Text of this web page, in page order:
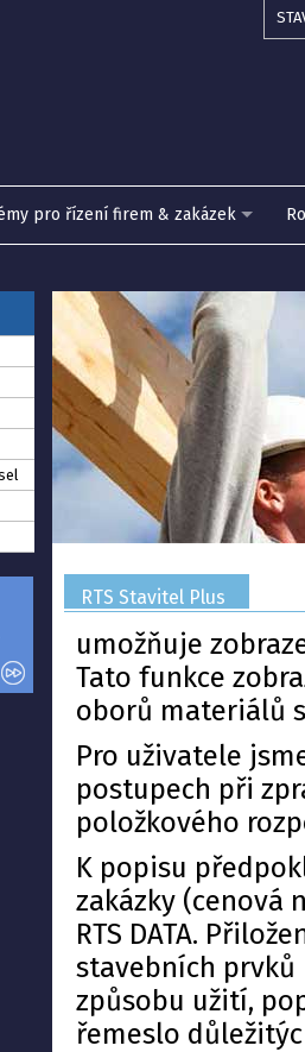
pro řízení firem & zakázek
RTS Stavitel Plus
umožňuje
Tato funkce
oborů materiálů
Pro uživatele
postupech při
položkového
K popisu
zakázky (cenová
RTS DATA.
stavebních prvků
způsobu užití,
řemeslo